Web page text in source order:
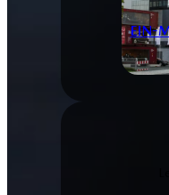
EIN-